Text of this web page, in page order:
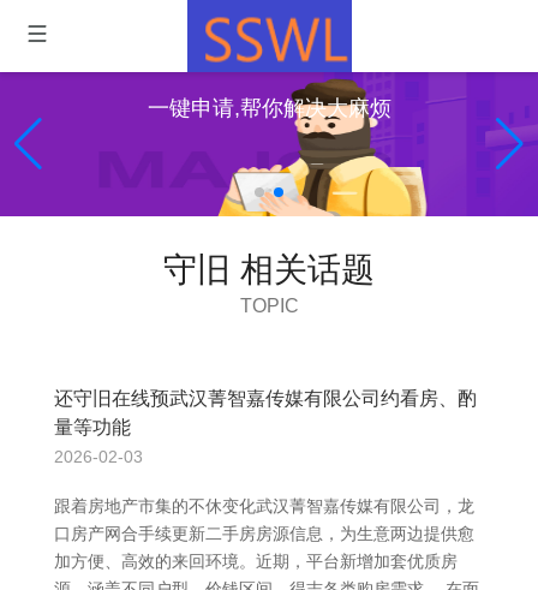
一键申请,帮你解决大麻烦
守旧 相关话题
TOPIC
还守旧在线预武汉菁智嘉传媒有限公司约看房、酌
量等功能
2026-02-03
跟着房地产市集的不休变化武汉菁智嘉传媒有限公司，龙
口房产网合手续更新二手房房源信息，为生意两边提供愈
加方便、高效的来回环境。近期，平台新增加套优质房